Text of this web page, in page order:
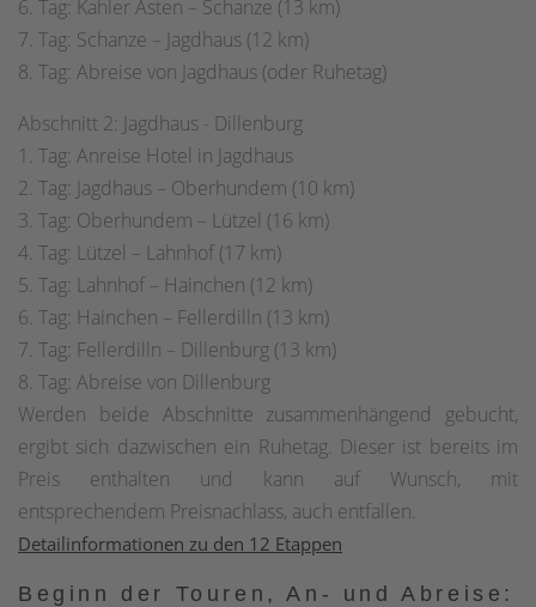
6. Tag: Kahler Asten – Schanze (13 km)
7. Tag: Schanze – Jagdhaus (12 km)
8. Tag: Abreise von Jagdhaus (oder Ruhetag)
Abschnitt 2: Jagdhaus - Dillenburg
1. Tag: Anreise Hotel in Jagdhaus
2. Tag: Jagdhaus – Oberhundem (10 km)
3. Tag: Oberhundem – Lützel (16 km)
4. Tag: Lützel – Lahnhof (17 km)
5. Tag: Lahnhof – Hainchen (12 km)
6. Tag: Hainchen – Fellerdilln (13 km)
7. Tag: Fellerdilln – Dillenburg (13 km)
8. Tag: Abreise von Dillenburg
Werden beide Abschnitte zusammenhängend gebucht,
ergibt sich dazwischen ein Ruhetag. Dieser ist bereits im
Preis enthalten und kann auf Wunsch, mit
entsprechendem Preisnachlass, auch entfallen.
Detailinformationen zu den 12 Etappen
Beginn der Touren, An- und Abreise: